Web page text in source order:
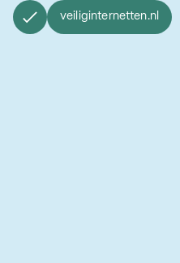
veiliginternetten.nl